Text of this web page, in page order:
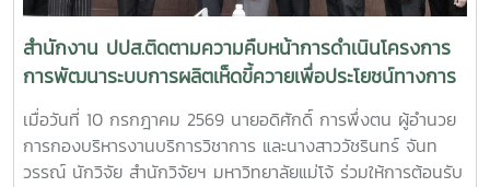
สำนักงาน ปปส.ติดตามความคืบหน้าการดำเนินโครงการ
การพัฒนาระบบการผลิตเห็ดขี้ควายเพื่อประโยชน์ทางการ
แพทย์
เมื่อวันที่ 10 กรกฎาคม 2569 นายอดิศักดิ์ การพึ่งตน ผู้อำนวย
การกองบริหารงานบริการวิชาการ และนางสาววัชรินทร์ จันท
วรรณ์ นักวิจัย สำนักวิจัยฯ มหาวิทยาลัยแม่โจ้ ร่วมให้การต้อนรับ